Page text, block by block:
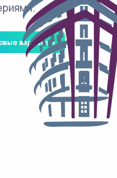
варианты